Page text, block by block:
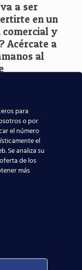
a ser
en un
comercial y
Acércate a
al
para
o por
el número
el
Se analiza su
de los
más